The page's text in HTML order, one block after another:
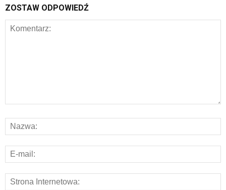
ZOSTAW ODPOWIEDŹ